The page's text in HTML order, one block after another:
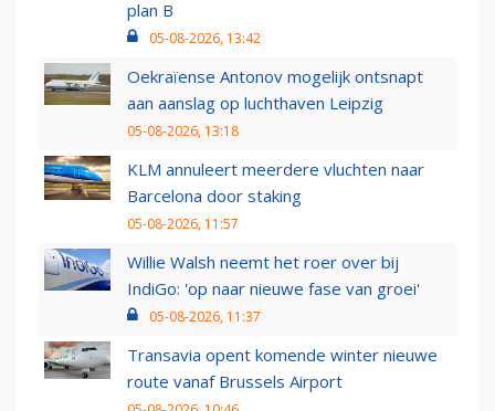
plan B
05-08-2026, 13:42
Oekraïense Antonov mogelijk ontsnapt
aan aanslag op luchthaven Leipzig
05-08-2026, 13:18
KLM annuleert meerdere vluchten naar
Barcelona door staking
05-08-2026, 11:57
Willie Walsh neemt het roer over bij
IndiGo: 'op naar nieuwe fase van groei'
05-08-2026, 11:37
Transavia opent komende winter nieuwe
route vanaf Brussels Airport